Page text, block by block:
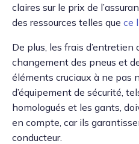
claires sur le prix de
des ressources telles que ce
De plus, les frais d’entretien
changement des pneus et
éléments cruciaux à ne pas
d’équipement de sécurité,
homologués et les gants,
en compte, car ils
conducteur.